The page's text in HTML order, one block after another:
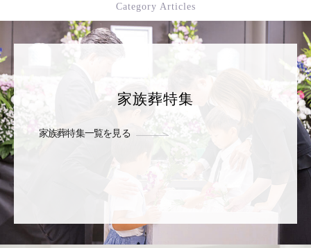
Category Articles
家族葬特集
家族葬特集一覧を見る